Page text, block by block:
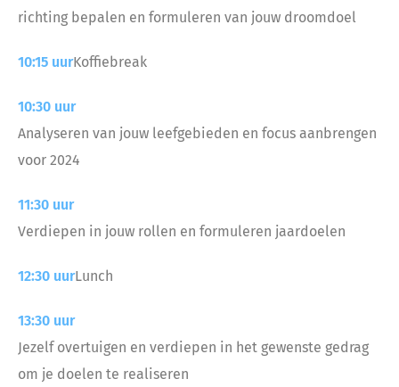
richting bepalen en formuleren van jouw droomdoel
10:15 uurKoffiebreak
10:30 uur
Analyseren van jouw leefgebieden en focus aanbrengen
voor 2024
11:30 uur
Verdiepen in jouw rollen en formuleren jaardoelen
12:30 uurLunch
13:30 uur
Jezelf overtuigen en verdiepen in het gewenste gedrag
om je doelen te realiseren